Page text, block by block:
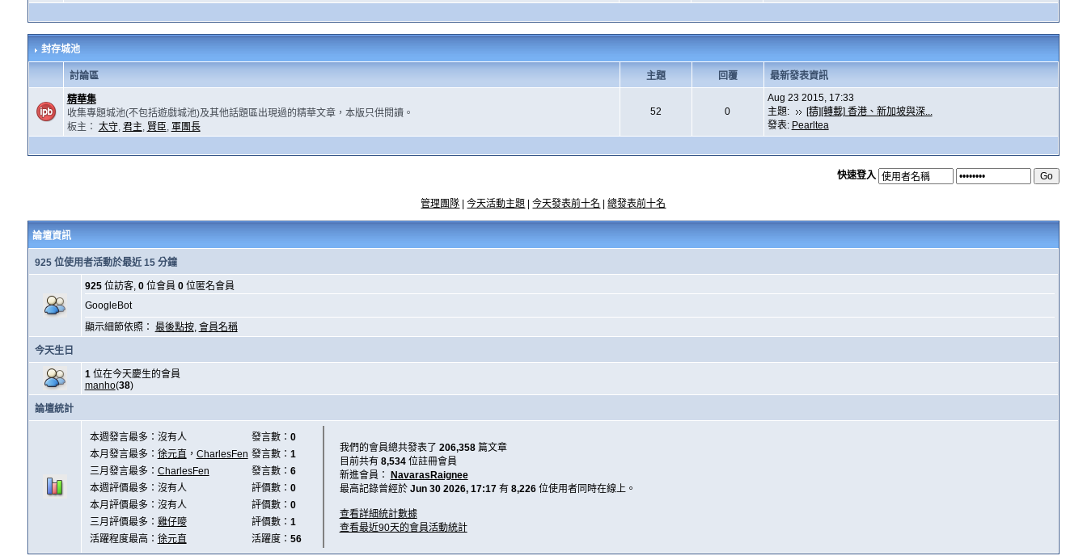
封存城池
討論區 主題 回覆 最新發表資訊
精華集
收集專題城池(不包括遊戲城池)及其他話題區出現過的精華文章，本版只供閱讀。
板主： 太守, 君主, 賢臣, 軍團長
52 0
Aug 23 2015, 17:33
主題:
[精][轉載] 香港、新加坡與深...
發表: Pearltea
快速登入
管理團隊 |今天活動主題 |今天發表前十名 |總發表前十名
論壇資訊
925 位使用者活動於最近 15 分鐘
925位訪客, 0位會員 0位匿名會員
GoogleBot
顯示細節依照： 最後點按, 會員名稱
今天生日
1位在今天慶生的會員
manho(38)
論壇統計
本週發言最多：沒有人 發言數： 0
本月發言最多： 徐元直 ， CharlesFen 發言數： 1
三月發言最多： CharlesFen 發言數： 6
本週評價最多：沒有人
評價數： 0
本月評價最多：沒有人
評價數： 0
三月評價最多： 雞仔嘜 評價數： 1
活躍程度最高： 徐元直 活躍度： 56
我們的會員總共發表了 206,358篇文章
目前共有 8,534位註冊會員
新進會員： NavarasRaignee
最高記錄曾經於 Jun 30 2026, 17:17 有 8,226位使用者同時在線上。
查看詳細統計數據
查看最近90天的會員活動統計